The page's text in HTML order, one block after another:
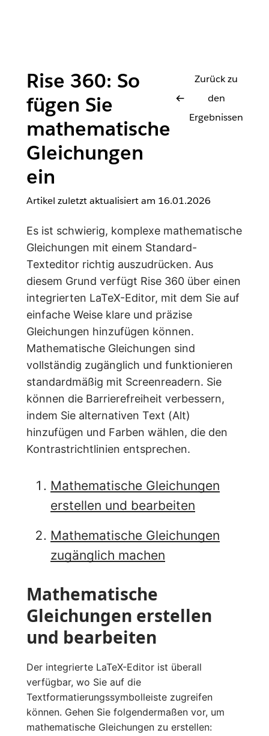
Rise 360: So
fügen Sie
mathematische
Gleichungen
ein
Zurück zu
den
Ergebnissen
Artikel zuletzt aktualisiert am 16.01.2026
Es ist schwierig, komplexe mathematische
Gleichungen mit einem Standard-
Texteditor richtig auszudrücken. Aus
diesem Grund verfügt Rise 360 über einen
integrierten LaTeX-Editor, mit dem Sie auf
einfache Weise klare und präzise
Gleichungen hinzufügen können.
Mathematische Gleichungen sind
vollständig zugänglich und funktionieren
standardmäßig mit Screenreadern. Sie
können die Barrierefreiheit verbessern,
indem Sie alternativen Text (Alt)
hinzufügen und Farben wählen, die den
Kontrastrichtlinien entsprechen.
Mathematische Gleichungen
erstellen und bearbeiten
Mathematische Gleichungen
zugänglich machen
Mathematische
Gleichungen erstellen
und bearbeiten
Der integrierte LaTeX-Editor ist überall
verfügbar, wo Sie auf die
Textformatierungssymbolleiste zugreifen
können. Gehen Sie folgendermaßen vor, um
mathematische Gleichungen zu erstellen: